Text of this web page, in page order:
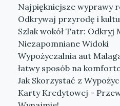
Najpiękniejsze wyprawy
Odkrywaj przyrodę i
Szlak wokół Tatr: Odkryj
Niezapomniane Widoki
Wypożyczalnia aut
łatwy sposób na
Jak Skorzystać z
Karty Kredytowej -